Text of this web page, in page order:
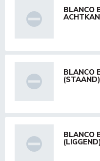
BLANCO
BLANCO
(STAAND)
BLANCO